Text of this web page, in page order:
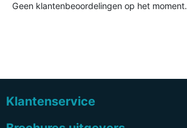
Geen klantenbeoordelingen op het moment.
Klantenservice